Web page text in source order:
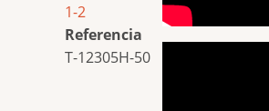
1-2
Referencia
T-12305H-50